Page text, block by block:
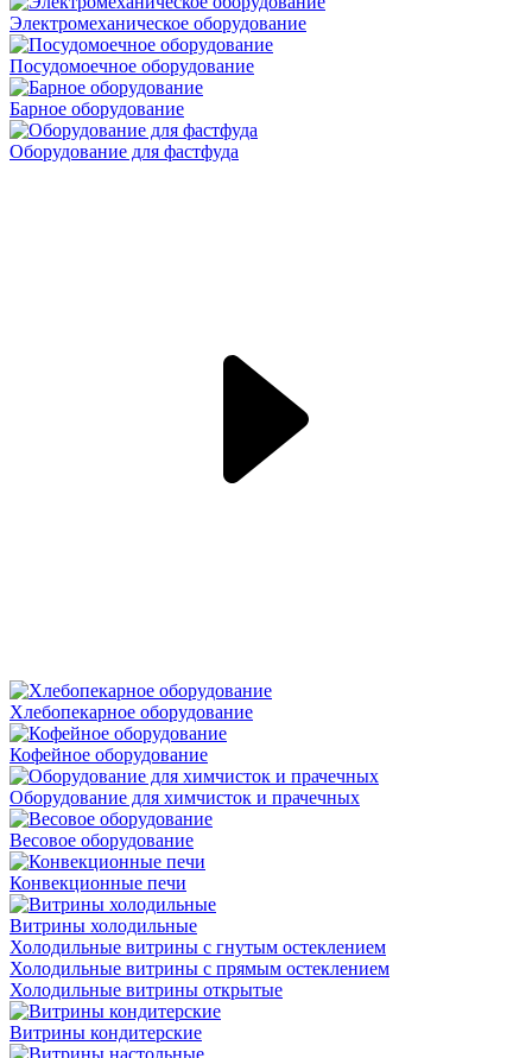
Электромеханическое оборудование
Посудомоечное оборудование
Барное оборудование
Оборудование для фастфуда
Хлебопекарное оборудование
Кофейное оборудование
Оборудование для химчисток и прачечных
Весовое оборудование
Конвекционные печи
Витрины холодильные
Холодильные витрины с гнутым остеклением
Холодильные витрины с прямым остеклением
Холодильные витрины открытые
Витрины кондитерские